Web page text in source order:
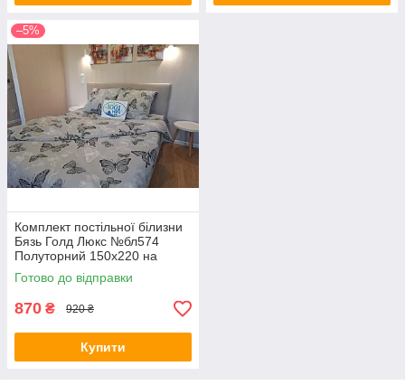
–5%
Комплект постільної білизни
Бязь Голд Люкс №бл574
Полуторний 150х220 на
кнопках
Готово до відправки
870 ₴ 920 ₴
Купити